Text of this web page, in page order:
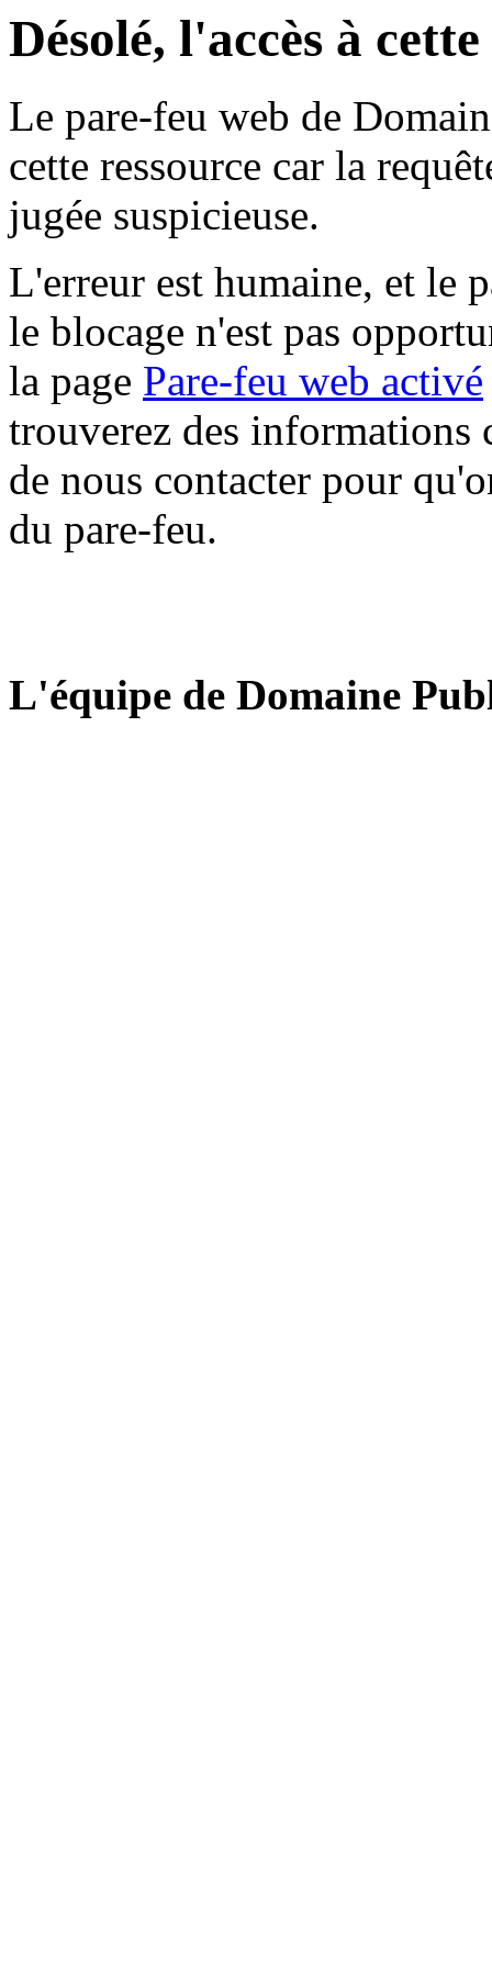
Désolé, l'accès à
Le pare-feu web de
cette ressource car la
jugée suspicieuse.
L'erreur est humaine, et le
le blocage n'est pas
la page Pare-feu web activé
trouverez des informations
de nous contacter pour
du pare-feu.
L'équipe de Domaine